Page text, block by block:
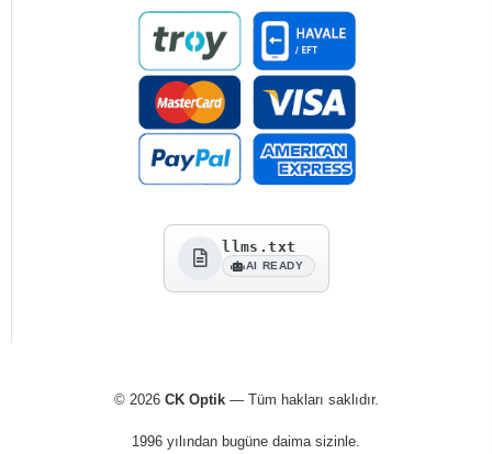
llms.txt
AI READY
© 2026 CK Optik— Tüm hakları saklıdır.
1996 yılından bugüne daima sizinle.